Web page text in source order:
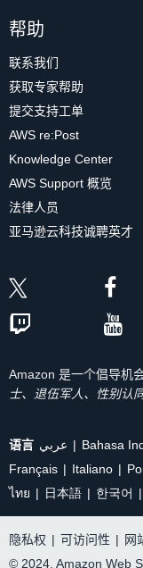
帮助
联系我们
获取专家帮助
提交支持工单
AWS re:Post
Knowledge Center
AWS Support 概览
法律人员
亚马逊云科技诚聘英才
Amazon 是一个倡导机
士、退伍军人、性别认
语言 عربي Bahasa
Français
Italiano
ไทย
日本語 한국어
隐私权 | 可访问性 | 网
© 2024, Amazon Web